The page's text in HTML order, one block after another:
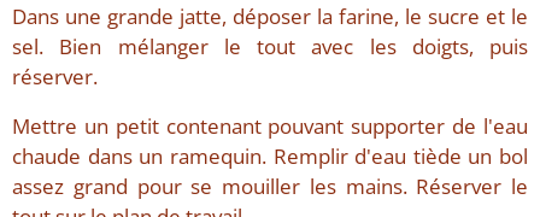
Dans une grande jatte, déposer la farine, le sucre et le
sel. Bien mélanger le tout avec les doigts, puis
réserver.
Mettre un petit contenant pouvant supporter de l'eau
chaude dans un ramequin. Remplir d'eau tiède un bol
assez grand pour se mouiller les mains. Réserver le